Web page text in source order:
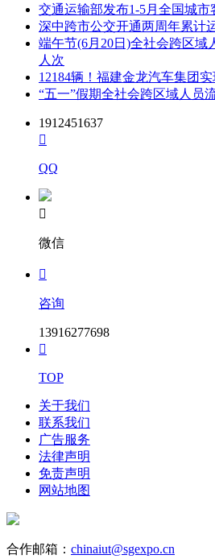
交通运输部发布1-5月全国城市
深中跨市公交开通两周年累计
端午节(6月20日)全社会跨区域
人次
12184辆！福建金龙汽车集团
“五一”假期全社会跨区域人员
1912451637

QQ

微信

咨询
13916277698

TOP
关于我们
联系我们
广告服务
法律声明
免责声明
网站地图
合作邮箱： chinaiut@sgexpo.cn